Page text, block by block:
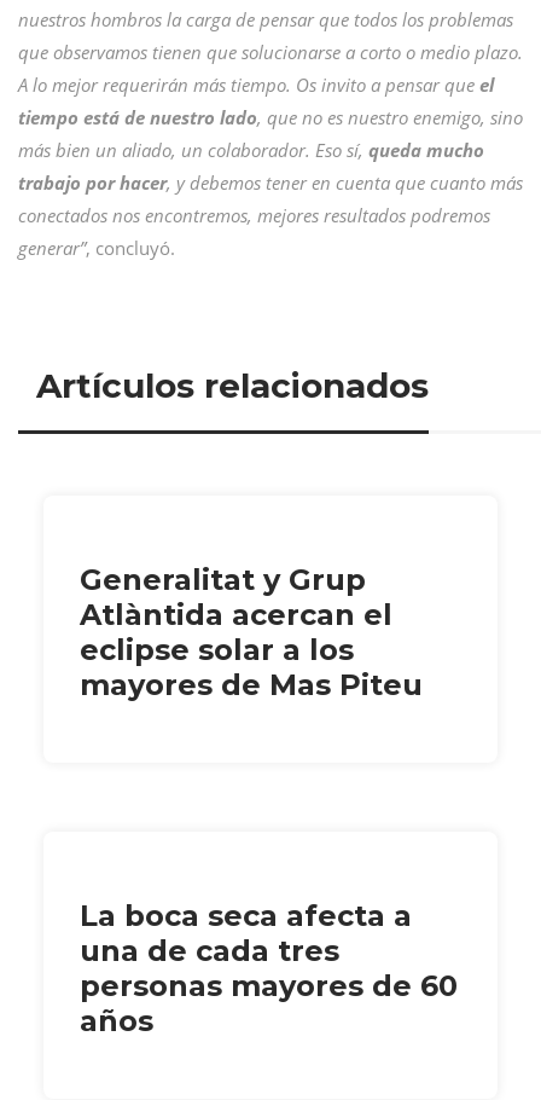
nuestros hombros la carga de pensar que todos los problemas
que observamos tienen que solucionarse a corto o medio plazo.
A lo mejor requerirán más tiempo. Os invito a pensar que el
tiempo está de nuestro lado, que no es nuestro enemigo, sino
más bien un aliado, un colaborador. Eso sí, queda mucho
trabajo por hacer, y debemos tener en cuenta que cuanto más
conectados nos encontremos, mejores resultados podremos
generar”, concluyó.
Artículos relacionados
Generalitat y Grup
Atlàntida acercan el
eclipse solar a los
mayores de Mas Piteu
La boca seca afecta a
una de cada tres
personas mayores de 60
años